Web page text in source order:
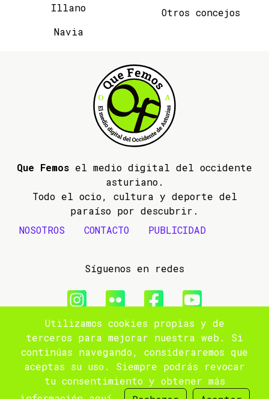
Illano
Navia
Otros concejos
Que Femos el medio digital del occidente
asturiano.
Todo el ocio, cultura y deporte del
paraíso por descubrir.
NOSOTROS
CONTACTO PUBLICIDAD
Síguenos en redes
© 2009- 2026 Que Femos
Aviso legal
Política de privacidad
Utilizamos cookies propias y de
terceros para mejorar nuestra web. Si
continúas navegando, consideraremos que
aceptas su uso. Siempre podrás revocar
tu consentimiento y obtener más